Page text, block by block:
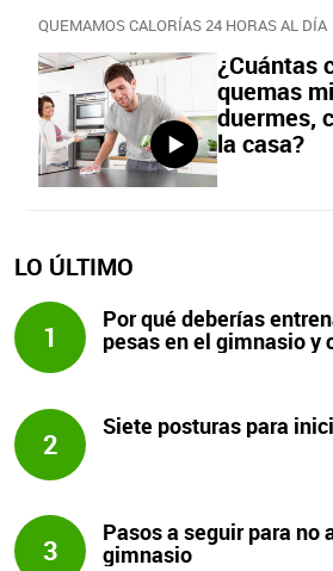
QUEMAMOS CALORÍAS 24 HORAS AL DÍA
¿Cuántas
quemas
duermes,
la casa?
LO ÚLTIMO
1
Por qué deberías
pesas en el gimnasio y
2
Siete posturas para
3
Pasos a seguir para no
gimnasio